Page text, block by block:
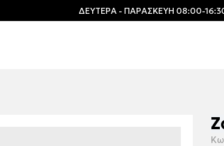
ΔΕΥΤΕΡΑ - ΠΑΡΑΣΚΕΥΗ 08:00-